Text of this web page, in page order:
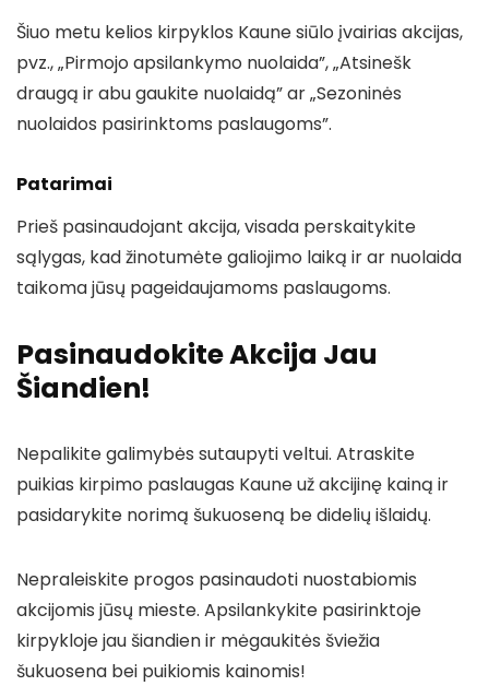
Šiuo metu kelios kirpyklos Kaune siūlo įvairias akcijas,
pvz., „Pirmojo apsilankymo nuolaida”, „Atsinešk
draugą ir abu gaukite nuolaidą” ar „Sezoninės
nuolaidos pasirinktoms paslaugoms”.
Patarimai
Prieš pasinaudojant akcija, visada perskaitykite
sąlygas, kad žinotumėte galiojimo laiką ir ar nuolaida
taikoma jūsų pageidaujamoms paslaugoms.
Pasinaudokite Akcija Jau
Šiandien!
Nepalikite galimybės sutaupyti veltui. Atraskite
puikias kirpimo paslaugas Kaune už akcijinę kainą ir
pasidarykite norimą šukuoseną be didelių išlaidų.
Nepraleiskite progos pasinaudoti nuostabiomis
akcijomis jūsų mieste. Apsilankykite pasirinktoje
kirpykloje jau šiandien ir mėgaukitės šviežia
šukuosena bei puikiomis kainomis!